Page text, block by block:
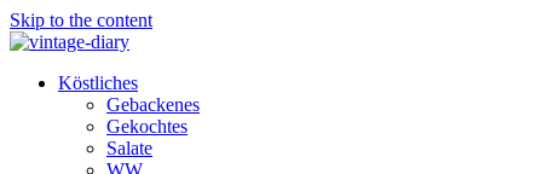
Skip to the content
Köstliches
Gebackenes
Gekochtes
Salate
WW